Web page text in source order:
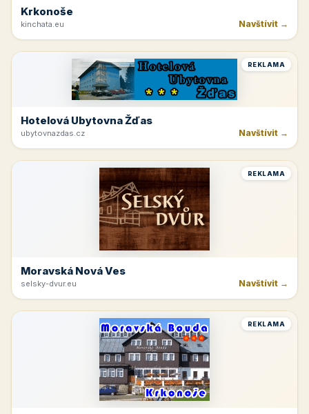
Krkonoše
kinchata.eu Navštívit →
REKLAMA
Hotelová Ubytovna Žďas
ubytovnazdas.cz Navštívit →
REKLAMA
Moravská Nová Ves
selsky-dvur.eu Navštívit →
REKLAMA